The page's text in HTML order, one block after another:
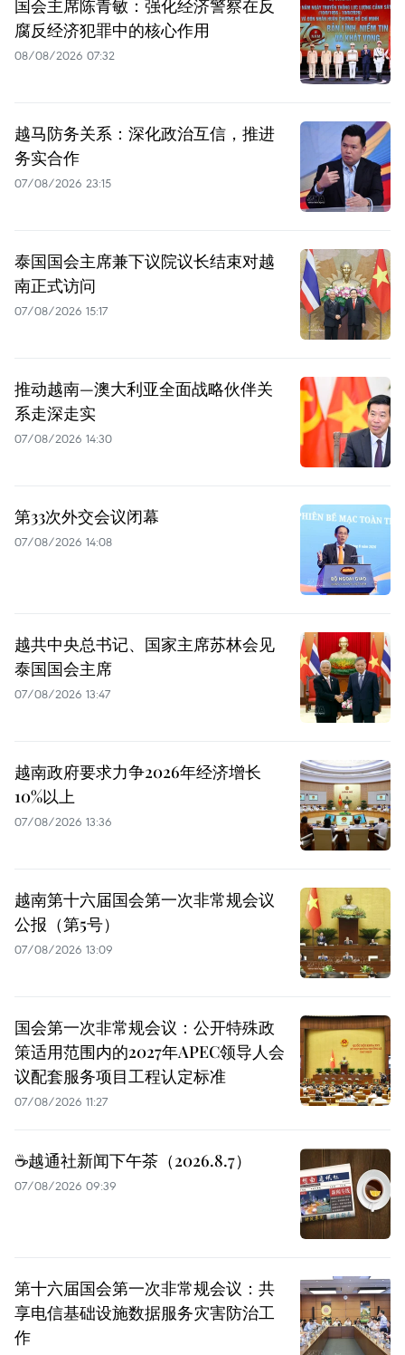
国会主席陈青敏：强化经济警察在反
腐反经济犯罪中的核心作用
08/08/2026 07:32
越马防务关系：深化政治互信，推进
务实合作
07/08/2026 23:15
泰国国会主席兼下议院议长结束对越
南正式访问
07/08/2026 15:17
推动越南—澳大利亚全面战略伙伴关
系走深走实
07/08/2026 14:30
第33次外交会议闭幕
07/08/2026 14:08
越共中央总书记、国家主席苏林会见
泰国国会主席
07/08/2026 13:47
越南政府要求力争2026年经济增长
10%以上
07/08/2026 13:36
越南第十六届国会第一次非常规会议
公报（第5号）
07/08/2026 13:09
国会第一次非常规会议：公开特殊政
策适用范围内的2027年APEC领导人会
议配套服务项目工程认定标准
07/08/2026 11:27
☕️越通社新闻下午茶（2026.8.7）
07/08/2026 09:39
第十六届国会第一次非常规会议：共
享电信基础设施数据服务灾害防治工
作